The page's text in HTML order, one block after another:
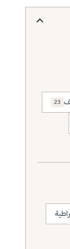
23